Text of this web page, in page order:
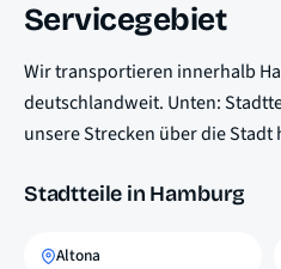
Servicegebiet
Wir transportieren innerhalb
deutschlandweit. Unten:
unsere Strecken über die Stadt
Stadtteile in Hamburg
Altona